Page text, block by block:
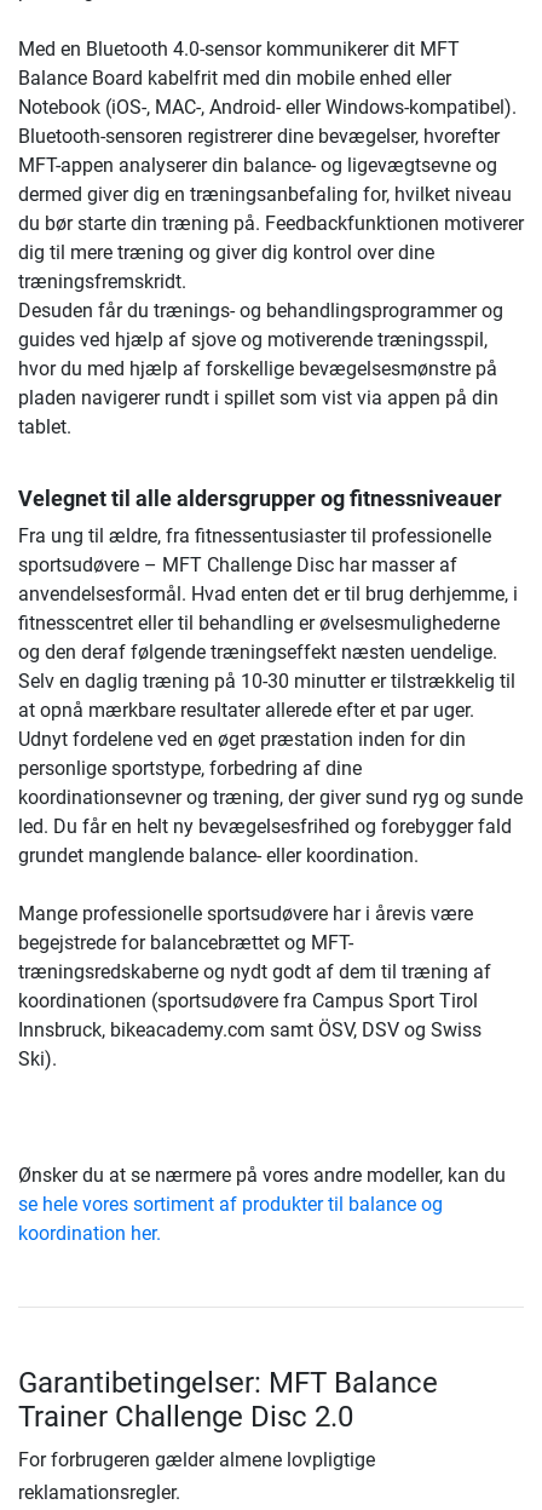
Med en Bluetooth 4.0-sensor kommunikerer dit MFT
Balance Board kabelfrit med din mobile enhed eller
Notebook (iOS-, MAC-, Android- eller Windows-kompatibel).
Bluetooth-sensoren registrerer dine bevægelser, hvorefter
MFT-appen analyserer din balance- og ligevægtsevne og
dermed giver dig en træningsanbefaling for, hvilket niveau
du bør starte din træning på. Feedbackfunktionen motiverer
dig til mere træning og giver dig kontrol over dine
træningsfremskridt.
Desuden får du trænings- og behandlingsprogrammer og
guides ved hjælp af sjove og motiverende træningsspil,
hvor du med hjælp af forskellige bevægelsesmønstre på
pladen navigerer rundt i spillet som vist via appen på din
tablet.
Velegnet til alle aldersgrupper og fitnessniveauer
Fra ung til ældre, fra fitnessentusiaster til professionelle
sportsudøvere – MFT Challenge Disc har masser af
anvendelsesformål. Hvad enten det er til brug derhjemme, i
fitnesscentret eller til behandling er øvelsesmulighederne
og den deraf følgende træningseffekt næsten uendelige.
Selv en daglig træning på 10-30 minutter er tilstrækkelig til
at opnå mærkbare resultater allerede efter et par uger.
Udnyt fordelene ved en øget præstation inden for din
personlige sportstype, forbedring af dine
koordinationsevner og træning, der giver sund ryg og sunde
led. Du får en helt ny bevægelsesfrihed og forebygger fald
grundet manglende balance- eller koordination.
Mange professionelle sportsudøvere har i årevis være
begejstrede for balancebrættet og MFT-
træningsredskaberne og nydt godt af dem til træning af
koordinationen (sportsudøvere fra Campus Sport Tirol
Innsbruck, bikeacademy.com samt ÖSV, DSV og Swiss
Ski).
Ønsker du at se nærmere på vores andre modeller, kan du
se hele vores sortiment af produkter til balance og
koordination her.
Garantibetingelser: MFT Balance
Trainer Challenge Disc 2.0
For forbrugeren gælder almene lovpligtige
reklamationsregler.